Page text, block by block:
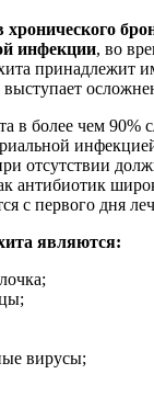
инфекции, во
принадлежит
выступает
в более чем 90%
отсутствии
антибиотик
с первого дня
являются:
вирусы;